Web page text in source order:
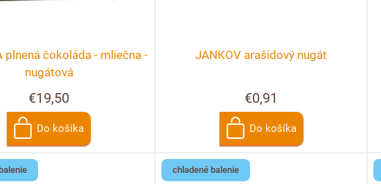
plnená čokoláda - mliečna -
nugátová
€19,50
Do košíka
JANKOV arašidový nugát
€0,91
Do košíka
chladené balenie